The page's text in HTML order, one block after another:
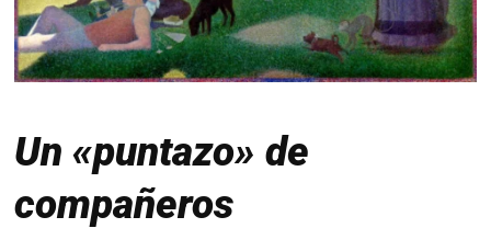
Un «puntazo» de
compañeros